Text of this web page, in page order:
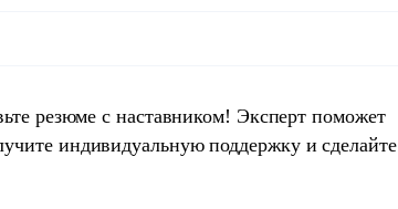
резюме с наставником! Эксперт поможет
индивидуальную поддержку и сделайте